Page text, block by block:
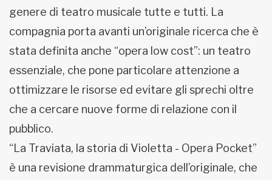
genere di teatro musicale tutte e tutti. La
compagnia porta avanti un’originale ricerca che è
stata definita anche “opera low cost”: un teatro
essenziale, che pone particolare attenzione a
ottimizzare le risorse ed evitare gli sprechi oltre
che a cercare nuove forme di relazione con il
pubblico.
“La Traviata, la storia di Violetta - Opera Pocket”
è una revisione drammaturgica dell’originale, che